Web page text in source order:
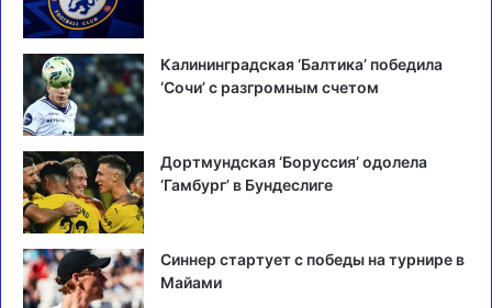
Калининградская ‘Балтика’ победила
‘Сочи’ с разгромным счетом
Дортмундская ‘Боруссия’ одолела
‘Гамбург’ в Бундеслиге
Синнер стартует с победы на турнире в
Майами